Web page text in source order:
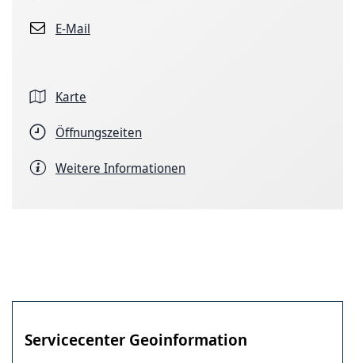
E-Mail
Karte
Öffnungszeiten
Weitere Informationen
Servicecenter Geoinformation